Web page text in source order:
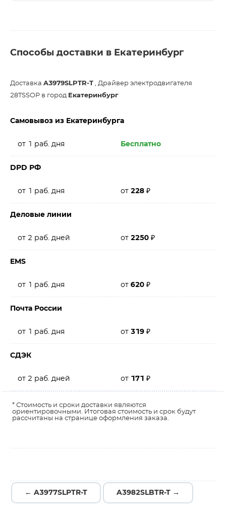
Способы доставки в Екатеринбург
Доставка A3979SLPTR-T , Драйвер электродвигателя
28TSSOP в город Екатеринбург
Самовывоз из Екатеринбурга
от 1 раб. дня Бесплатно
DPD РФ
от 1 раб. дня от 228 ₽
Деловые линии
от 2 раб. дней от 2250 ₽
EMS
от 1 раб. дня от 620 ₽
Почта России
от 1 раб. дня от 319 ₽
СДЭК
от 2 раб. дней от 171 ₽
* Стоимость и сроки доставки являются
ориентировочными. Итоговая стоимость и срок будут
рассчитаны на странице оформления заказа.
← A3977SLPTR-T A3982SLBTR-T →